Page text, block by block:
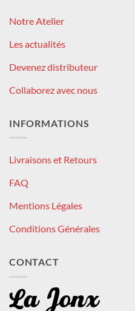
Notre Atelier
Les actualités
Devenez distributeur
Collaborez avec nous
INFORMATIONS
Livraisons et Retours
FAQ
Mentions Légales
Conditions Générales
CONTACT